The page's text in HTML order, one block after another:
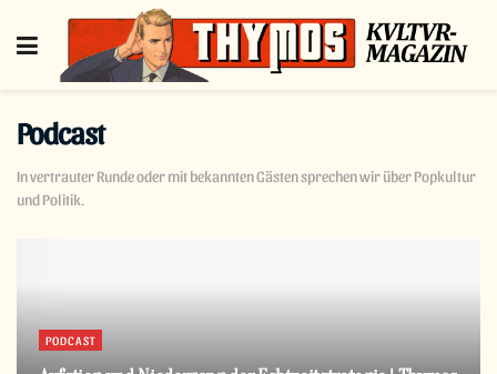
Podcast
In vertrauter Runde oder mit bekannten Gästen sprechen wir über Popkultur
und Politik.
PODCAST